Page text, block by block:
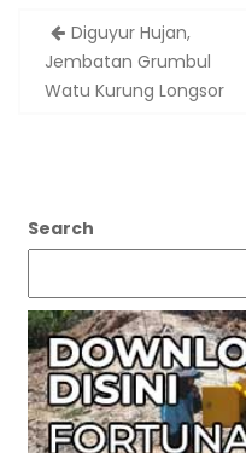
Post
navigation
Diguyur Hujan,
Jembatan Grumbul
Watu Kurung Longsor
Search